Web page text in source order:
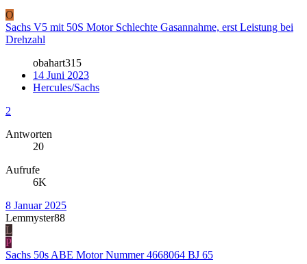
O
Sachs V5 mit 50S Motor Schlechte Gasannahme, erst Leistung bei
Drehzahl
obahart315
14 Juni 2023
Hercules/Sachs
2
Antworten
20
Aufrufe
6K
8 Januar 2025
Lemmyster88
L
P
Sachs 50s ABE Motor Nummer 4668064 BJ 65